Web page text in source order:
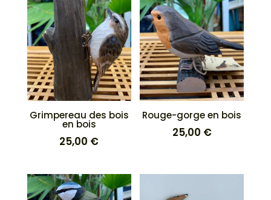
Grimpereau des bois
en bois
25,00 €
Rouge-gorge en bois
25,00 €